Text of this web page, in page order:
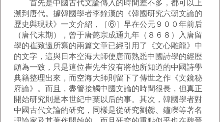
首先是中國古代文論傳入的時間差不多，都可以上
溯到唐代。據韓國學者李鐘漢的《韓國研究六朝文論的
歷史與現狀》一文介紹，［⑥］早在公元９００年前后
（唐代末期），曾于唐懿宗成通九年（８６８）入唐留
學的崔致遠所寫的兩篇文章已經引用了《文心雕龍》中
的文字，這與日本空海大師使唐而熟悉中國詩學的經歷
頗為一致，只是這位崔先生沒有將他所知道的中國詩學
典籍整理出來，而空海大師則留下了傳世之作《文鏡秘
府論》。而且，盡管接觸中國文論的時間很長，但真正
開始研究則是本世紀中葉以后的事。其次，韓國學者對
中國古代文論的研究，同樣是從研究劉勰、鐘嶸等著名